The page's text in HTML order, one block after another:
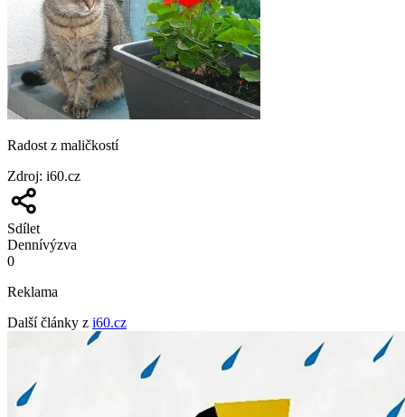
Radost z maličkostí
Zdroj: i60.cz
Sdílet
Dennívýzva
0
Reklama
Další články z i60.cz